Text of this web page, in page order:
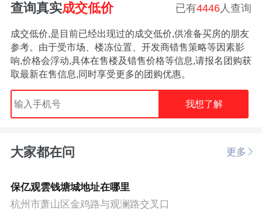
查询真实成交低价 已有4446 人查询
成交低价,是目前已经出现过的成交低价,供准备买房的朋友
参考。由于受市场、楼冻位置、开发商错售策略等因素影
响,价格会浮动,具体在售楼及错售价格等信息,请报名团购获
取最新在售信息,同时享受更多的团购优惠。
我想了解
大家都在问 更多
保亿观雲钱塘城地址在哪里
杭州市萧山区金鸡路与观澜路交叉口